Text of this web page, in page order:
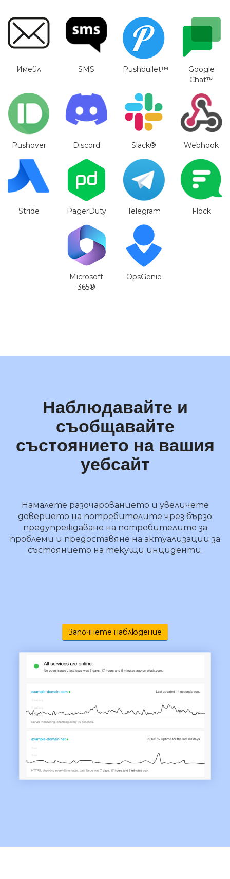
Имейл SMS Pushbullet™
Google
Chat™
Pushover Discord Slack® Webhook
Stride PagerDuty Telegram Flock
Microsoft
365®
OpsGenie
Наблюдавайте и
съобщавайте
състоянието на вашия
уебсайт
Намалете разочарованието и увеличете
доверието на потребителите чрез бързо
предупреждаване на потребителите за
проблеми и предоставяне на актуализации за
състоянието на текущи инциденти.
Започнете наблюдение